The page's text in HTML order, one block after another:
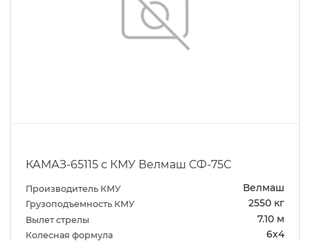
КАМАЗ-65115 с КМУ Велмаш СФ-75С
Производитель КМУ Велмаш
Грузоподъемность КМУ 2550 кг
Вылет стрелы 7.10 м
Колесная формула 6х4